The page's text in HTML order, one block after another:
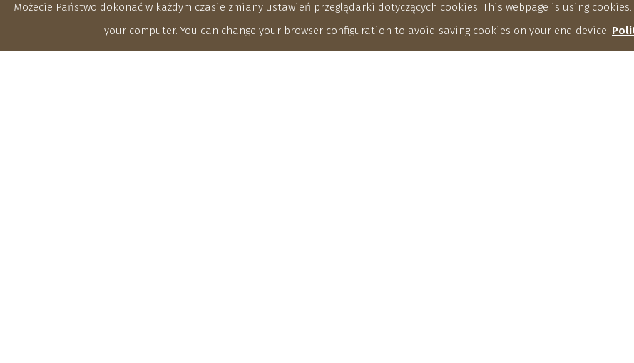
Możecie Państwo dokonać w każdym czasie zmiany ustawień przeglądarki dotyczących cookies. This webpage is using
your computer. You can change your browser configuration to avoid saving cookies on your end device.